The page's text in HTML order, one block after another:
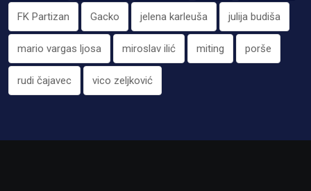
FK Partizan Gacko jelena karleuša julija budiša
mario vargas ljosa miroslav ilić miting porše
rudi čajavec vico zeljković